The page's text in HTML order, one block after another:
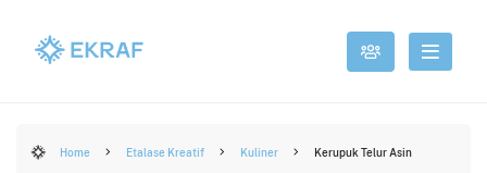
Home Etalase Kreatif Kuliner Kerupuk Telur Asin